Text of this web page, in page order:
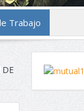
Trabajo
DE